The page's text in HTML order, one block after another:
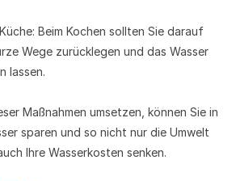
Beim Kochen sollten Sie darauf
Wege zurücklegen und das Wasser
lassen.
Maßnahmen umsetzen, können Sie in
sparen und so nicht nur die Umwelt
Ihre Wasserkosten senken.